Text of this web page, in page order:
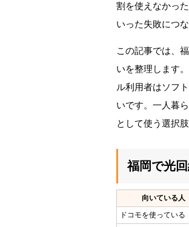
割を使えなかっ
いった失敗につな
この記事では、
いを整理します
ル利用者はソフ
いです。一人暮
として使う選択
福岡で光
向いている人
ドコモを使っている